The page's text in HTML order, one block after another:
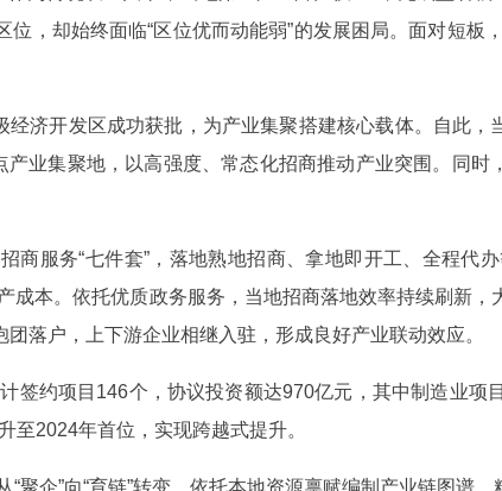
，却始终面临“区位优而动能弱”的发展困局。面对短板
济开发区成功获批，为产业集聚搭建核心载体。自此，
业集聚地，以高强度、常态化招商推动产业突围。同时
商服务“七件套”，落地熟地招商、拿地即开工、全程代
成本。依托优质政务服务，当地招商落地效率持续刷新
落户，上下游企业相继入驻，形成良好产业联动效应。
签约项目146个，协议投资额达970亿元，其中制造业项
至2024年首位，实现跨越式提升。
“聚企”向“育链”转变，依托本地资源禀赋编制产业链图谱